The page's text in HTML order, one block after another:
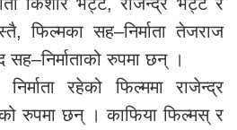
फिल्मका सह–निर्माता तेजराज
रुपमा छन् ।
रहेको फिल्ममा राजेन्द्र
रुपमा छन् । काफिया फिल्मस् र